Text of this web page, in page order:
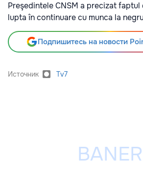
Preşedintele CNSM a precizat
lupta în continuare cu munca la
Подпишитесь на новости
Источник Tv7